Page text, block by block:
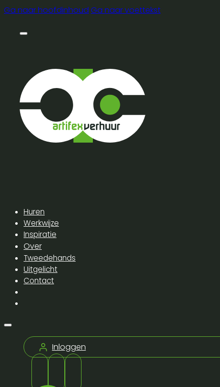
Ga naar hoofdinhoud Ga naar voettekst
Huren
Werkwijze
Inspiratie
Over
Tweedehands
Uitgelicht
Contact
Inloggen